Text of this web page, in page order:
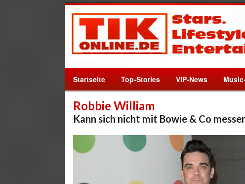
Startseite Top-Stories VIP-News
Robbie William
Kann sich nicht mit Bowie & Co